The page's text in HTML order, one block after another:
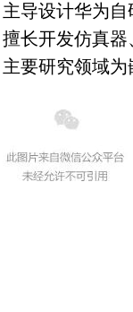
主导设计华为自
擅长开发仿真
主要研究领域